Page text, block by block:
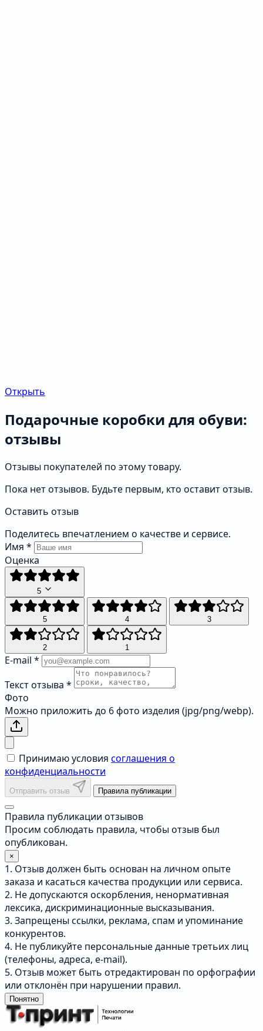
Открыть
Подарочные коробки для обуви:
отзывы
Отзывы покупателей по этому товару.
Пока нет отзывов. Будьте первым, кто оставит отзыв.
Оставить отзыв
Поделитесь впечатлением о качестве и сервисе.
Имя *
Оценка
5
5 4 3
2 1
E-mail *
Текст отзыва *
Фото
Можно приложить до 6 фото изделия (jpg/png/webp).
Принимаю условия соглашения о
конфиденциальности
Отправить отзыв Правила публикации
Правила публикации отзывов
Просим соблюдать правила, чтобы отзыв был
опубликован.
×
1. Отзыв должен быть основан на личном опыте
заказа и касаться качества продукции или сервиса.
2. Не допускаются оскорбления, ненормативная
лексика, дискриминационные высказывания.
3. Запрещены ссылки, реклама, спам и упоминание
конкурентов.
4. Не публикуйте персональные данные третьих лиц
(телефоны, адреса, e-mail).
5. Отзыв может быть отредактирован по орфографии
или отклонён при нарушении правил.
Понятно